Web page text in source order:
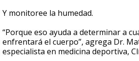
Y monitoree la humedad.
“Porque eso ayuda a determinar a
enfrentará el cuerpo”, agrega Dr.
especialista en medicina deportiva,